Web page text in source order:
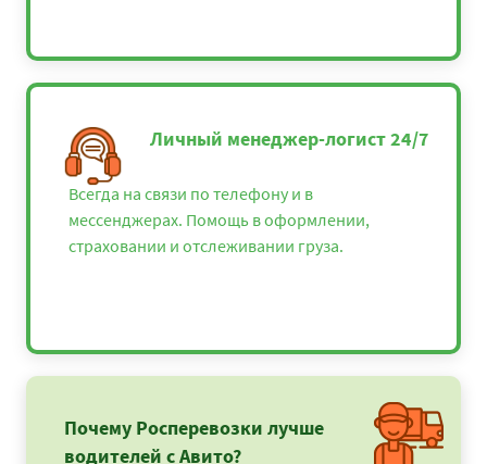
Личный менеджер-логист 24/7
Всегда на связи по телефону и в
мессенджерах. Помощь в оформлении,
страховании и отслеживании груза.
Почему Росперевозки лучше
водителей с Авито?